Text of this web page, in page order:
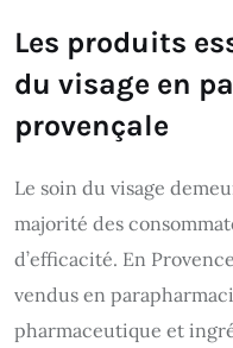
Les produits
du visage en
provençale
Le soin du visage
majorité des
d’efficacité. En
vendus en
pharmaceutique et